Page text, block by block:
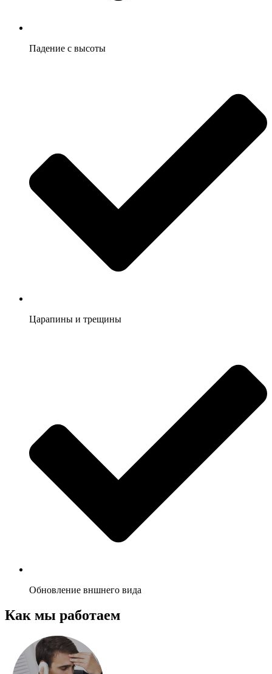
Падение с высоты
Царапины и трещины
Обновление вншнего вида
Как мы работаем